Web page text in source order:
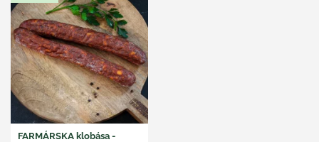
FARMÁRSKA klobása -